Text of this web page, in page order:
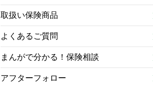
取扱い保険商品
よくあるご質問
まんがで分かる！保険相談
アフターフォロー